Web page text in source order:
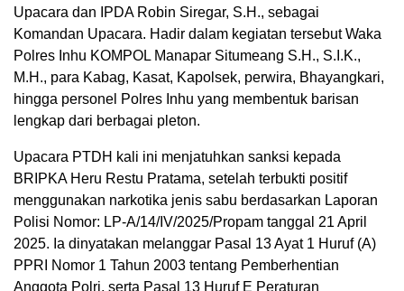
Upacara dan IPDA Robin Siregar, S.H., sebagai
Komandan Upacara. Hadir dalam kegiatan tersebut Waka
Polres Inhu KOMPOL Manapar Situmeang S.H., S.I.K.,
M.H., para Kabag, Kasat, Kapolsek, perwira, Bhayangkari,
hingga personel Polres Inhu yang membentuk barisan
lengkap dari berbagai pleton.
Upacara PTDH kali ini menjatuhkan sanksi kepada
BRIPKA Heru Restu Pratama, setelah terbukti positif
menggunakan narkotika jenis sabu berdasarkan Laporan
Polisi Nomor: LP-A/14/IV/2025/Propam tanggal 21 April
2025. Ia dinyatakan melanggar Pasal 13 Ayat 1 Huruf (A)
PPRI Nomor 1 Tahun 2003 tentang Pemberhentian
Anggota Polri, serta Pasal 13 Huruf E Peraturan